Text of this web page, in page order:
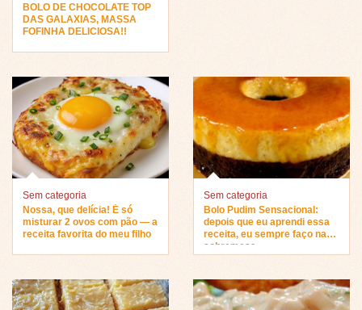
BOLO DE CHOCOLATE TOP
DAS GALAXIAS, MASSA
FOFINHA DELICIOSA!!
Sem categoria
Nossa, que delícia! É só
misturar 2 ovos com pão — a
receita favorita do meu filho
Sem categoria
Bolo Pudim Sensacional:
depois que eu aprendi essa
receita, eu sempre faço na
sobremesa…